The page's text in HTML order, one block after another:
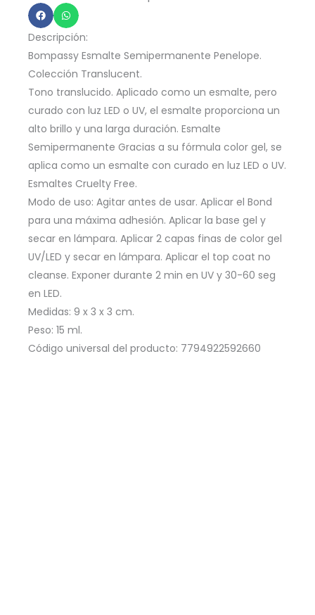
15ml
Penelope
-
B5144
cantidad
Descripción:
Bompassy Esmalte Semipermanente Penelope.
Colección Translucent.
Tono translucido. Aplicado como un esmalte, pero
curado con luz LED o UV, el esmalte proporciona un
alto brillo y una larga duración. Esmalte
Semipermanente Gracias a su fórmula color gel, se
aplica como un esmalte con curado en luz LED o UV.
Esmaltes Cruelty Free.
Modo de uso: Agitar antes de usar. Aplicar el Bond
para una máxima adhesión. Aplicar la base gel y
secar en lámpara. Aplicar 2 capas finas de color gel
UV/LED y secar en lámpara. Aplicar el top coat no
cleanse. Exponer durante 2 min en UV y 30-60 seg
en LED.
Medidas: 9 x 3 x 3 cm.
Peso: 15 ml.
Código universal del producto: 7794922592660